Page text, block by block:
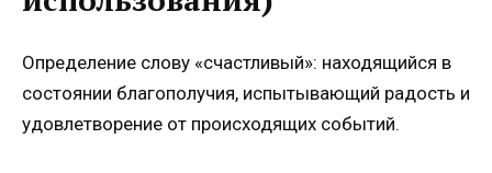
Определение слову «счастливый»: находящийся в
состоянии благополучия, испытывающий радость и
удовлетворение от происходящих событий.